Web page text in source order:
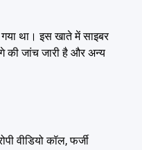
था। इस खाते में साइबर
की जांच जारी है और अन्य
वीडियो कॉल, फर्जी